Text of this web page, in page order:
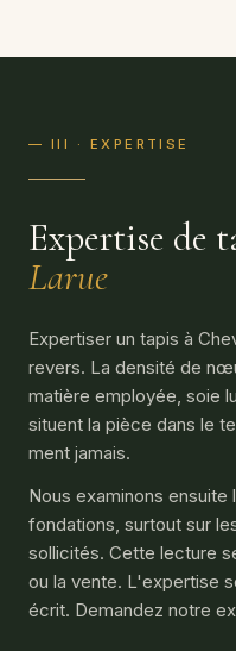
— III · EXPERTISE
Expertise de
Larue
Expertiser un tapis à
revers. La densité de
matière employée, soie
situent la pièce dans le
ment jamais.
Nous examinons
fondations, surtout sur
sollicités. Cette lecture
ou la vente. L'expertise
écrit. Demandez notre